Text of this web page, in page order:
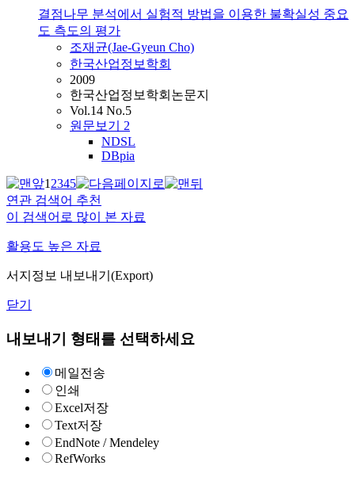
결점나무 분석에서 실험적 방법을 이용한 불확실성 중요
도 측도의 평가
조재균(Jae-Gyeun Cho)
한국산업정보학회
2009
한국산업정보학회논문지
Vol.14 No.5
원문보기 2
NDSL
DBpia
12345
연관 검색어 추천
이 검색어로 많이 본 자료
활용도 높은 자료
서지정보 내보내기(Export)
닫기
내보내기 형태를 선택하세요
메일전송
인쇄
Excel저장
Text저장
EndNote / Mendeley
RefWorks